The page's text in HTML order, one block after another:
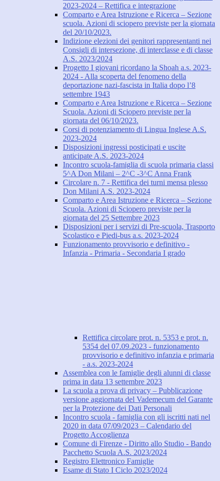
2023-2024 – Rettifica e integrazione
Comparto e Area Istruzione e Ricerca – Sezione
scuola. Azioni di sciopero previste per la giornata
del 20/10/2023.
Indizione elezioni dei genitori rappresentanti nei
Consigli di intersezione, di interclasse e di classe
A.S. 2023/2024
Progetto I giovani ricordano la Shoah a.s. 2023-
2024 - Alla scoperta del fenomeno della
deportazione nazi-fascista in Italia dopo l’8
settembre 1943
Comparto e Area Istruzione e Ricerca – Sezione
Scuola. Azioni di Sciopero previste per la
giornata del 06/10/2023.
Corsi di potenziamento di Lingua Inglese A.S.
2023-2024
Disposizioni ingressi posticipati e uscite
anticipate A.S. 2023-2024
Incontro scuola-famiglia di scuola primaria classi
5^A Don Milani – 2^C -3^C Anna Frank
Circolare n. 7 - Rettifica dei turni mensa plesso
Don Milani A.S. 2023-2024
Comparto e Area Istruzione e Ricerca – Sezione
Scuola. Azioni di Sciopero previste per la
giornata del 25 Settembre 2023
Disposizioni per i servizi di Pre-scuola, Trasporto
Scolastico e Piedi-bus a.s. 2023-2024
Funzionamento provvisorio e definitivo -
Infanzia - Primaria - Secondaria I grado
Rettifica circolare prot. n. 5353 e prot. n.
5354 del 07.09.2023 - funzionamento
provvisorio e definitivo infanzia e primaria
- a.s. 2023-2024
Assemblea con le famiglie degli alunni di classe
prima in data 13 settembre 2023
La scuola a prova di privacy – Pubblicazione
versione aggiornata del Vademecum del Garante
per la Protezione dei Dati Personali
Incontro scuola - famiglia con gli iscritti nati nel
2020 in data 07/09/2023 – Calendario del
Progetto Accoglienza
Comune di Firenze - Diritto allo Studio - Bando
Pacchetto Scuola A.S. 2023/2024
Registro Elettronico Famiglie
Esame di Stato I Ciclo 2023/2024